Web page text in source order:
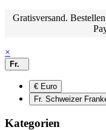
Gratisversand.
×
Fr.
€ Euro
Fr. Schweizer
Kategorien